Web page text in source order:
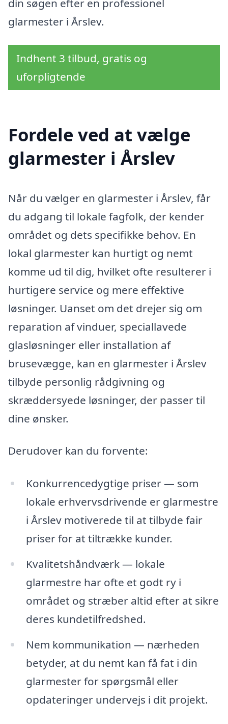
din søgen efter en professionel
glarmester i Årslev.
Indhent 3 tilbud, gratis og
uforpligtende
Fordele ved at vælge
glarmester i Årslev
Når du vælger en glarmester i Årslev, får
du adgang til lokale fagfolk, der kender
området og dets specifikke behov. En
lokal glarmester kan hurtigt og nemt
komme ud til dig, hvilket ofte resulterer i
hurtigere service og mere effektive
løsninger. Uanset om det drejer sig om
reparation af vinduer, speciallavede
glasløsninger eller installation af
brusevægge, kan en glarmester i Årslev
tilbyde personlig rådgivning og
skræddersyede løsninger, der passer til
dine ønsker.
Derudover kan du forvente:
Konkurrencedygtige priser — som
lokale erhvervsdrivende er glarmestre
i Årslev motiverede til at tilbyde fair
priser for at tiltrække kunder.
Kvalitetshåndværk — lokale
glarmestre har ofte et godt ry i
området og stræber altid efter at sikre
deres kundetilfredshed.
Nem kommunikation — nærheden
betyder, at du nemt kan få fat i din
glarmester for spørgsmål eller
opdateringer undervejs i dit projekt.